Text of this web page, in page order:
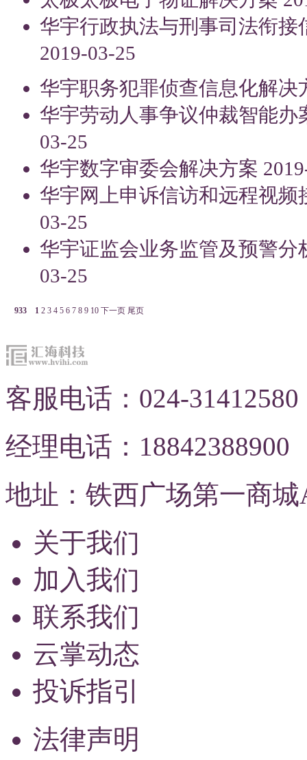
华宇行政执法与刑事司法衔接
2019-03-25
华宇职务犯罪侦查信息化解决
华宇劳动人事争议仲裁智能办
03-25
华宇数字审委会解决方案
华宇网上申诉信访和远程视频
03-25
华宇证监会业务监管及预警分
03-25
933 1 2 3 4 5 6 7 8 9 10 下一页 尾页
客服电话：024-31412580
经理电话：18842388900
地址：铁西广场第一商城
关于我们
加入我们
联系我们
云掌动态
投诉指引
法律声明